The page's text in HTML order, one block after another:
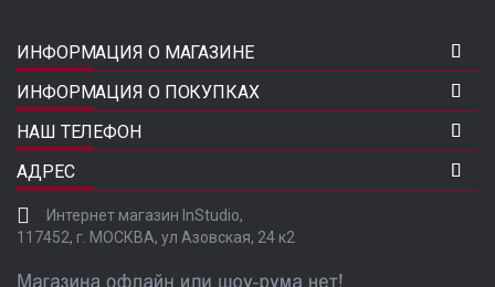
ИНФОРМАЦИЯ О МАГАЗИНЕ
ИНФОРМАЦИЯ О ПОКУПКАХ
НАШ ТЕЛЕФОН
АДРЕС
Интернет магазин InStudio,
117452, г. МОСКВА, ул Азовская, 24 к2